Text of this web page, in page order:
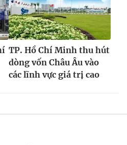
TP. Hồ Chí Minh thu hút
dòng vốn Châu Âu vào
các lĩnh vực giá trị cao